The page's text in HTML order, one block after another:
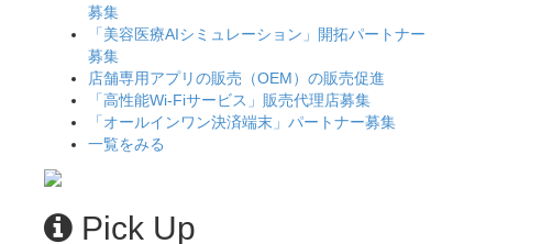
募集
「美容医療AIシミュレーション」開拓パートナー
募集
店舗専用アプリの販売（OEM）の販売促進
「高性能Wi-Fiサービス」販売代理店募集
「オールインワン決済端末」パートナー募集
一覧をみる
Pick Up